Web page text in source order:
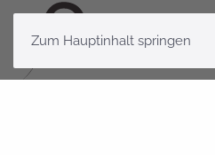
Zum Hauptinhalt springen